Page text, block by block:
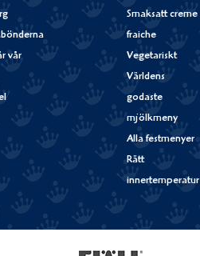
vår
Smaksatt creme
fraiche
Vegetariskt
Världens
godaste
mjölkmeny
Alla festmenyer
Rätt
innertemperatur
Fjällfil